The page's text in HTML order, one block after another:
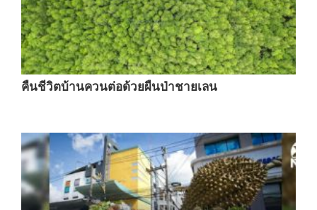
คืนชีวิตบ้านควนต่อด้วยผืนป่าชายเลน